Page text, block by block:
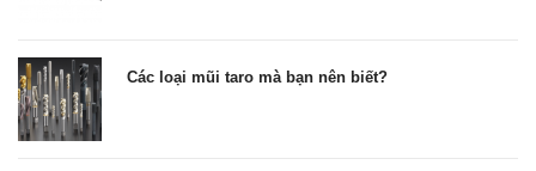
Các loại mũi taro mà bạn nên biết?